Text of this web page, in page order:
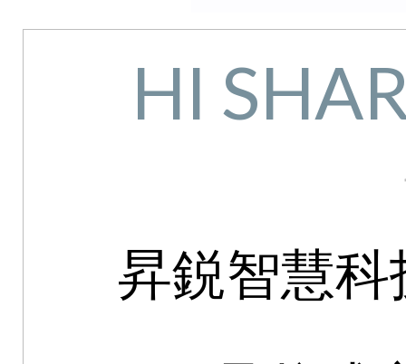
HI
昇鋭智慧